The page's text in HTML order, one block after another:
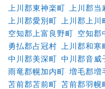
上川郡東神楽町
上川郡当
上川郡愛別町
上川郡上川
空知郡上富良野町 空知郡
勇払郡占冠村
上川郡和寒
中川郡美深町 中川郡音威
雨竜郡幌加内町 増毛郡増
苫前郡苫前町 苫前郡羽幌